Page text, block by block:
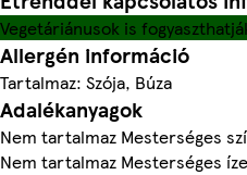
Vegetáriánusok is
Allergén információ
Tartalmaz: Szója, Búza
Adalékanyagok
Nem tartalmaz Mesterséges
Nem tartalmaz Mesterséges